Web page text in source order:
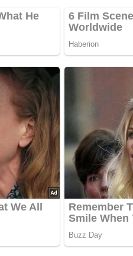
Dann hinterlasse
in 6-8 Teile). Fleisch
damit einreiben. 3-4
Butter ausbraten. Die
Der Topf sollte so
nehmen). Das Fleisch mit
45 Minuten schmoren.
sämig bleibt. Heiß servieren.